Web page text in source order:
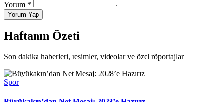
Yorum *
Yorum Yap
Haftanın Özeti
Son dakika haberleri, resimler, videolar ve özel röportajlar
Spor